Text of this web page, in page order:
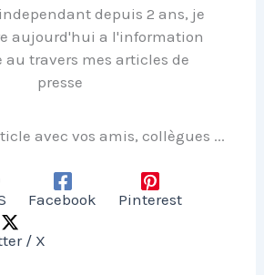
depuis 2 ans, je
aujourd'hui a l'information
au travers mes articles de
presse
avec vos amis, collègues ...
Facebook Pinterest
/ X